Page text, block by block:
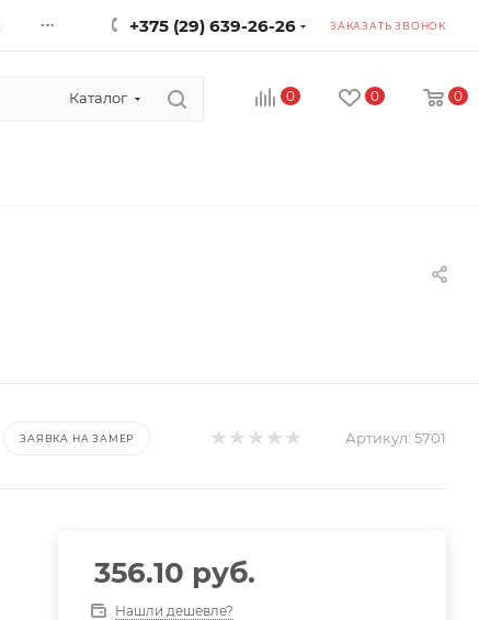
... +375 (29) 639-26-26 ЗАКАЗАТЬ ЗВОНОК
Каталог 0 0 0
ЗАЯВКА НА ЗАМЕР Артикул: 5701
356.10 руб.
Нашли дешевле?